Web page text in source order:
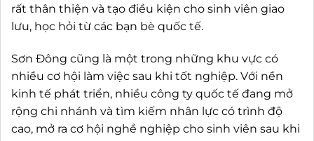
rất thân thiện và tạo điều kiện cho sinh viên giao
lưu, học hỏi từ các bạn bè quốc tế.
Sơn Đông cũng là một trong những khu vực có
nhiều cơ hội làm việc sau khi tốt nghiệp. Với nền
kinh tế phát triển, nhiều công ty quốc tế đang mở
rộng chi nhánh và tìm kiếm nhân lực có trình độ
cao, mở ra cơ hội nghề nghiệp cho sinh viên sau khi